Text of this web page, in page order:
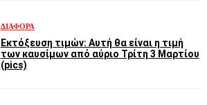
ΔΙΆΦΟΡΑ
Εκτόξευση τιμών: Αυτή θα είναι η τιμή
των καυσίμων από αύριο Τρίτη 3 Μαρτίου
(pics)